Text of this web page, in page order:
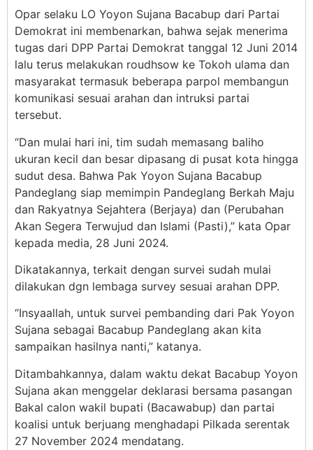
Opar selaku LO Yoyon Sujana Bacabup dari Partai
Demokrat ini membenarkan, bahwa sejak menerima
tugas dari DPP Partai Demokrat tanggal 12 Juni 2014
lalu terus melakukan roudhsow ke Tokoh ulama dan
masyarakat termasuk beberapa parpol membangun
komunikasi sesuai arahan dan intruksi partai
tersebut.
“Dan mulai hari ini, tim sudah memasang baliho
ukuran kecil dan besar dipasang di pusat kota hingga
sudut desa. Bahwa Pak Yoyon Sujana Bacabup
Pandeglang siap memimpin Pandeglang Berkah Maju
dan Rakyatnya Sejahtera (Berjaya) dan (Perubahan
Akan Segera Terwujud dan Islami (Pasti),” kata Opar
kepada media, 28 Juni 2024.
Dikatakannya, terkait dengan survei sudah mulai
dilakukan dgn lembaga survey sesuai arahan DPP.
“Insyaallah, untuk survei pembanding dari Pak Yoyon
Sujana sebagai Bacabup Pandeglang akan kita
sampaikan hasilnya nanti,” katanya.
Ditambahkannya, dalam waktu dekat Bacabup Yoyon
Sujana akan menggelar deklarasi bersama pasangan
Bakal calon wakil bupati (Bacawabup) dan partai
koalisi untuk berjuang menghadapi Pilkada serentak
27 November 2024 mendatang.